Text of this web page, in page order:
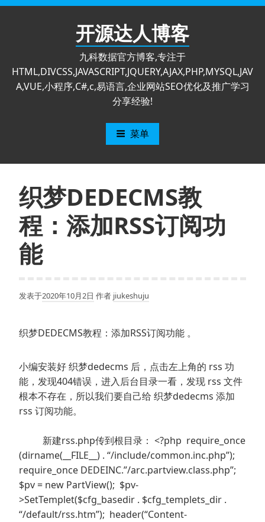
跳
开源达人博客
九科数据官方博客,专注于
HTML,DIVCSS,JAVASCRIPT,JQUERY,AJAX,PHP,MYSQL,JAV
A,VUE,小程序,C#,c,易语言,企业网站SEO优化及推广学习
分享经验!
菜单
织梦DEDECMS教
程：添加RSS订阅功
能
发表于2020年10月2日 作者 jiukeshuju
织梦DEDECMS教程：添加RSS订阅功能 。
小编安装好 织梦dedecms 后，点击左上角的 rss 功
能，发现404错误，进入后台目录一看，发现 rss 文件
根本不存在，所以我们要自己给 织梦dedecms 添加
rss 订阅功能。
新建rss.php传到根目录： <?php require_once
(dirname(__FILE__) . “/include/common.inc.php”);
require_once DEDEINC.”/arc.partview.class.php”;
$pv = new PartView(); $pv-
>SetTemplet($cfg_basedir . $cfg_templets_dir .
“/default/rss.htm”); header(“Content-